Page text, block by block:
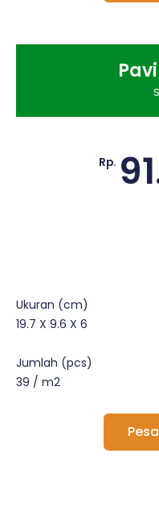
Rp.
Ukuran (cm)
19.7 X 9.6 X 6
Jumlah (pcs)
39 / m2